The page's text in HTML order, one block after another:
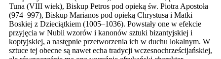
Tuna (VIII wiek), Biskup Petros pod opieką św. Piotra Apostoła
(974–997), Biskup Marianos pod opieką Chrystusa i Matki
Boskiej z Dzieciątkiem (1005–1036). Powstały one w efekcie
przyjęcia w Nubii wzorów i kanonów sztuki bizantyjskiej i
koptyjskiej, a następnie przetworzenia ich w duchu lokalnym. W
sztuce tej obecne są nawet echa tradycji wczesnochrześcijańskiej,